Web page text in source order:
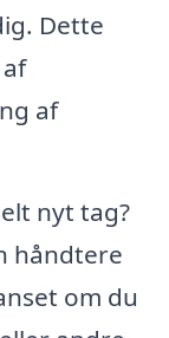
Dette
af
nyt tag?
håndtere
om du